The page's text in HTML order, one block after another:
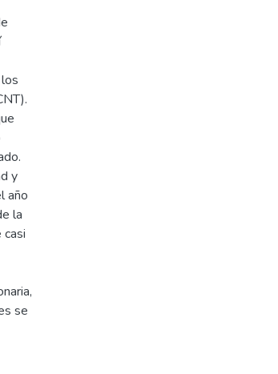
y
año
la
se